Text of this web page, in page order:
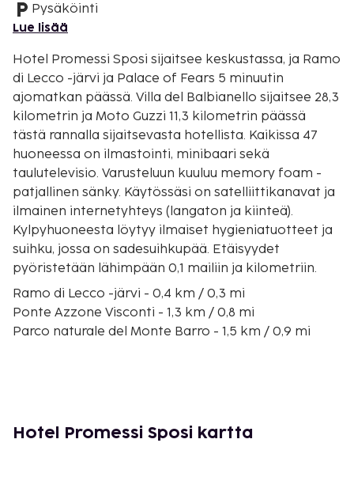
Pysäköinti
Lue lisää
Hotel Promessi Sposi sijaitsee keskustassa, ja Ramo
di Lecco -järvi ja Palace of Fears 5 minuutin
ajomatkan päässä. Villa del Balbianello sijaitsee 28,3
kilometrin ja Moto Guzzi 11,3 kilometrin päässä
tästä rannalla sijaitsevasta hotellista. Kaikissa 47
huoneessa on ilmastointi, minibaari sekä
taulutelevisio. Varusteluun kuuluu memory foam -
patjallinen sänky. Käytössäsi on satelliittikanavat ja
ilmainen internetyhteys (langaton ja kiinteä).
Kylpyhuoneesta löytyy ilmaiset hygieniatuotteet ja
suihku, jossa on sadesuihkupää. Etäisyydet
pyöristetään lähimpään 0,1 mailiin ja kilometriin.
Ramo di Lecco -järvi - 0,4 km / 0,3 mi
Ponte Azzone Visconti - 1,3 km / 0,8 mi
Parco naturale del Monte Barro - 1,5 km / 0,9 mi
Lago di Annone - 4,2 km / 2,6 mi
Orsa Maggiore - 4,7 km / 2,9 mi
Hotel Promessi Sposi kartta